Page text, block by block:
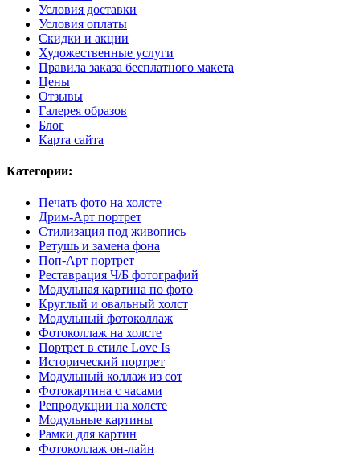
Условия доставки
Условия оплаты
Скидки и акции
Художественные услуги
Правила заказа бесплатного макета
Цены
Отзывы
Галерея образов
Блог
Карта сайта
Категории:
Печать фото на холсте
Дрим-Арт портрет
Стилизация под живопись
Ретушь и замена фона
Поп-Арт портрет
Реставрация Ч/Б фотографий
Модульная картина по фото
Круглый и овальный холст
Модульный фотоколлаж
Фотоколлаж на холсте
Портрет в стиле Love Is
Исторический портрет
Модульный коллаж из сот
Фотокартина с часами
Репродукции на холсте
Модульные картины
Рамки для картин
Фотоколлаж он-лайн